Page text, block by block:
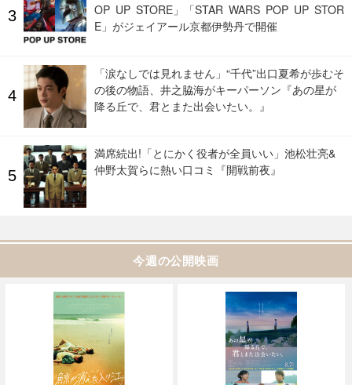
OP UP STORE」「STAR WARS POP UP STOR
E」がジェイアール京都伊勢丹で開催
「涙なしでは見れません」“千代”出口夏希が歩むそ
の後の物語、井之脇海がキーパーソン『あの星が
降る丘で、君とまた出会いたい。』
満席続出!「とにかく役者が全員いい」池松壮亮&
仲野太賀らに熱い口コミ『開戦前夜』
今週の公開映画